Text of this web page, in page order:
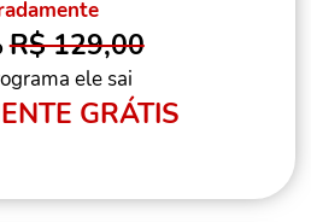
R$ 129,00
ele sai
GRÁTIS